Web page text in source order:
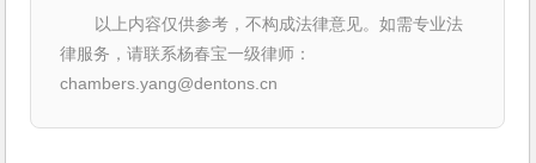
以上内容仅供参考，不构成法律意见。如需专业法
律服务，请联系杨春宝一级律师：
chambers.yang@dentons.cn